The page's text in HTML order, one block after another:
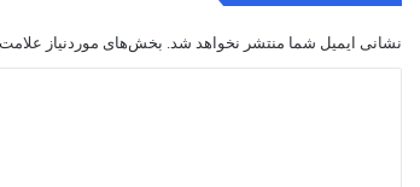
نشانی ایمیل شما منتشر نخواهد شد. بخش‌های موردنیاز